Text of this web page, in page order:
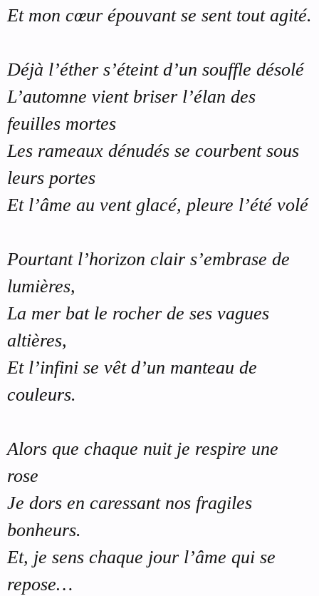
Et mon cœur épouvant se sent tout agité.
Déjà l’éther s’éteint d’un souffle désolé
L’automne vient briser l’élan des
feuilles mortes
Les rameaux dénudés se courbent sous
leurs portes
Et l’âme au vent glacé, pleure l’été volé
Pourtant l’horizon clair s’embrase de
lumières,
La mer bat le rocher de ses vagues
altières,
Et l’infini se vêt d’un manteau de
couleurs.
Alors que chaque nuit je respire une
rose
Je dors en caressant nos fragiles
bonheurs.
Et, je sens chaque jour l’âme qui se
repose…